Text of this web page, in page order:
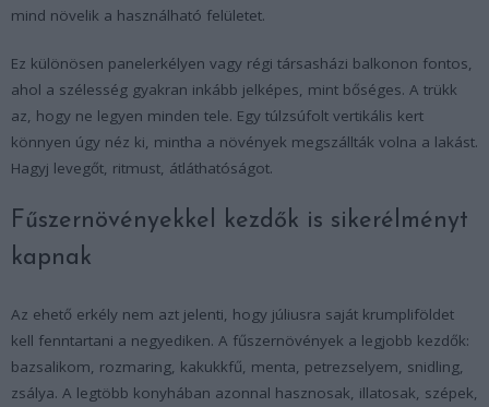
mind növelik a használható felületet.
Ez különösen panelerkélyen vagy régi társasházi balkonon fontos,
ahol a szélesség gyakran inkább jelképes, mint bőséges. A trükk
az, hogy ne legyen minden tele. Egy túlzsúfolt vertikális kert
könnyen úgy néz ki, mintha a növények megszállták volna a lakást.
Hagyj levegőt, ritmust, átláthatóságot.
Fűszernövényekkel kezdők is sikerélményt
kapnak
Az ehető erkély nem azt jelenti, hogy júliusra saját krumpliföldet
kell fenntartani a negyediken. A fűszernövények a legjobb kezdők:
bazsalikom, rozmaring, kakukkfű, menta, petrezselyem, snidling,
zsálya. A legtöbb konyhában azonnal hasznosak, illatosak, szépek,